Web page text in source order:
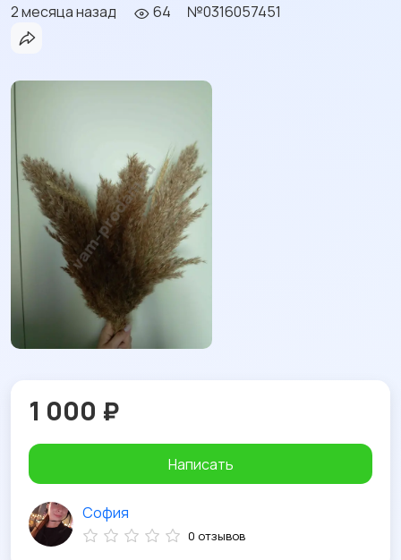
2 месяца назад 64 №0316057451
1 000 ₽
Написать
София
0 отзывов